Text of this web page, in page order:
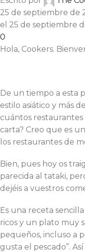
25 de septiembre de
el 25 de septiembre
0
Hola, Cookers.
De un tiempo a esta
estilo asiático y más
cuántos
carta? Creo que es
los restaurantes de
Bien, pues hoy os
parecida al tataki,
dejéis a vuestros
Es una receta
ricos y un plato muy
pequeños, incluso a
gusta el pescado”.